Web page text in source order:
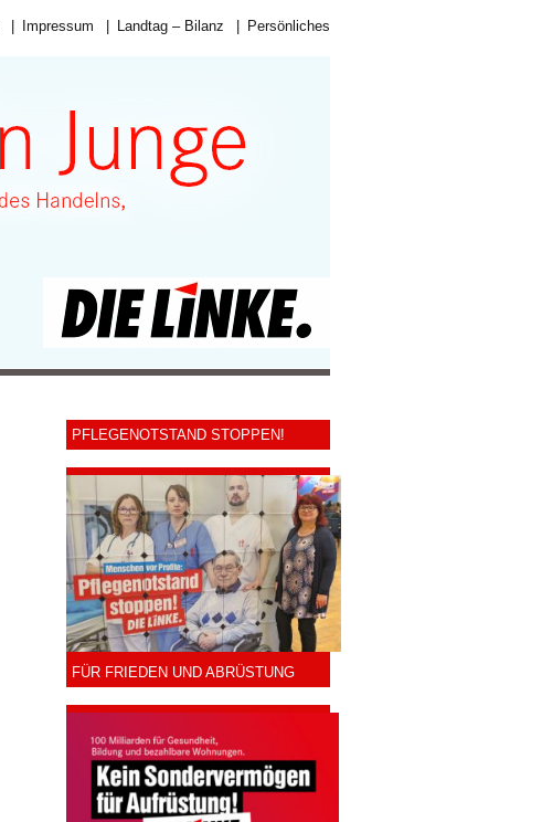
Impressum Landtag – Bilanz Persönliches
PFLEGENOTSTAND STOPPEN!
FÜR FRIEDEN UND ABRÜSTUNG